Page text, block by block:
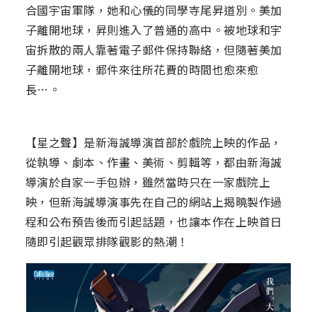
合國宇宙軍隊，她和心儀的同學寺尾昇道別。美加
子離開地球，昇則進入了普通的高中。被地球和宇
宙拆散的兩人靠著電子郵件保持聯絡，但隨著美加
子離開地球，郵件來往所花費的時間也愈來愈
長…。
【星之聲】是新海誠導演首部於戲院上映的作品，
從執導、劇本、作畫、美術、剪輯等，都由新海誠
導演於自家一手包辦，雖然當時只在一家戲院上
映，但新海誠導演事先在自己的網站上揭曉製作過
程和公布預告後而引起話題，也讓本作在上映首日
隨即引起觀眾排隊觀影的熱潮！